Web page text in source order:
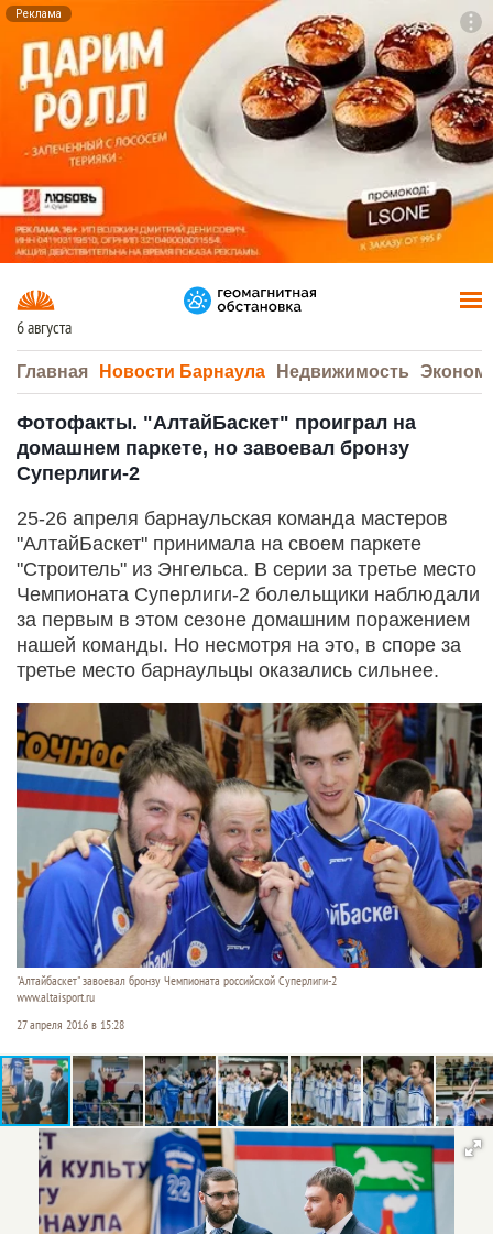
Реклама
6 августа
Главная Новости Барнаула Недвижимость
Фотофакты. "АлтайБаскет" проиграл на
домашнем паркете, но завоевал бронзу
Суперлиги-2
25-26 апреля барнаульская команда мастеров
"АлтайБаскет" принимала на своем паркете
"Строитель" из Энгельса. В серии за третье место
Чемпионата Суперлиги-2 болельщики наблюдали
за первым в этом сезоне домашним поражением
нашей команды. Но несмотря на это, в споре за
третье место барнаульцы оказались сильнее.
"Алтайбаскет" завоевал бронзу Чемпионата российской Суперлиги-2
www.altaisport.ru
27 апреля 2016 в 15:28